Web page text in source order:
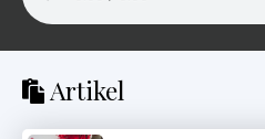
Artikel